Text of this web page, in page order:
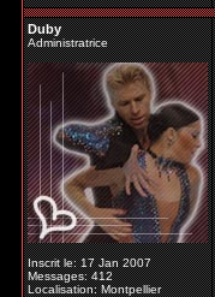
Duby
Administratrice
Inscrit le: 17 Jan 2007
Messages: 412
Localisation: Montpellier